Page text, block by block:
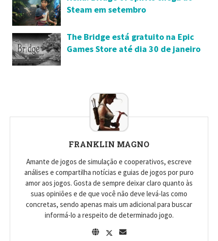
Steam em setembro
The Bridge está gratuito na Epic
Games Store até dia 30 de janeiro
FRANKLIN MAGNO
Amante de jogos de simulação e cooperativos, escreve
análises e compartilha notícias e guias de jogos por puro
amor aos jogos. Gosta de sempre deixar claro quanto às
suas opiniões e de que você não deve levá-las como
concretas, sendo apenas mais um adicional para buscar
informá-lo a respeito de determinado jogo.